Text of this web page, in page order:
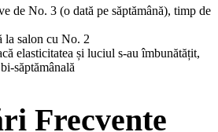
de No. 3 (o dată pe săptămână), timp de
la salon cu No. 2
elasticitatea și luciul s-au îmbunătățit,
săptămânală
Frecvente